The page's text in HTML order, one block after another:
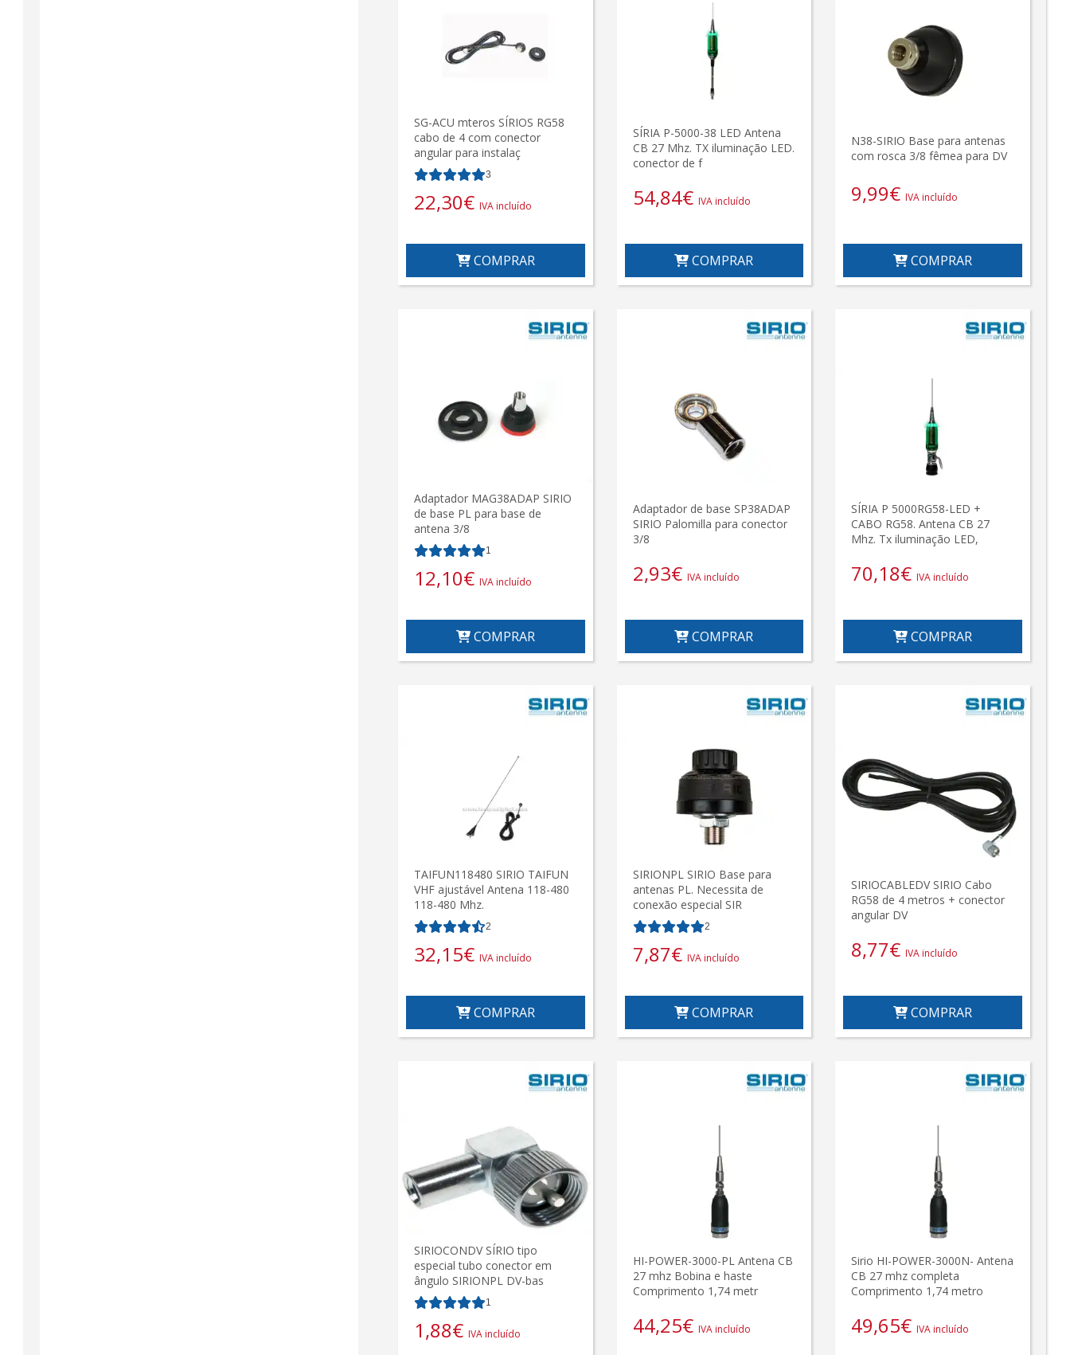
SG-ACU mteros SÍRIOS RG58
cabo de 4 com conector
angular para instalaç
3
22,30€ IVA incluído
COMPRAR
SÍRIA P-5000-38 LED Antena
CB 27 Mhz. TX iluminação LED.
conector de f
54,84€ IVA incluído
COMPRAR
N38-SIRIO Base para antenas
com rosca 3/8 fêmea para DV
9,99€ IVA incluído
COMPRAR
Adaptador MAG38ADAP SIRIO
de base PL para base de
antena 3/8
1
12,10€ IVA incluído
COMPRAR
Adaptador de base SP38ADAP
SIRIO Palomilla para conector
3/8
2,93€ IVA incluído
COMPRAR
SÍRIA P 5000RG58-LED +
CABO RG58. Antena CB 27
Mhz. Tx iluminação LED,
70,18€ IVA incluído
COMPRAR
TAIFUN118480 SIRIO TAIFUN
VHF ajustável Antena 118-480
118-480 Mhz.
2
32,15€ IVA incluído
COMPRAR
SIRIONPL SIRIO Base para
antenas PL. Necessita de
conexão especial SIR
2
7,87€ IVA incluído
COMPRAR
SIRIOCABLEDV SIRIO Cabo
RG58 de 4 metros + conector
angular DV
8,77€ IVA incluído
COMPRAR
SIRIOCONDV SÍRIO tipo
especial tubo conector em
ângulo SIRIONPL DV-bas
1
1,88€ IVA incluído
HI-POWER-3000-PL Antena CB
27 mhz Bobina e haste
Comprimento 1,74 metr
44,25€ IVA incluído
Sirio HI-POWER-3000N- Antena
CB 27 mhz completa
Comprimento 1,74 metro
49,65€ IVA incluído